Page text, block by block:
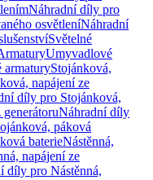
Náhradní díly pro
osvětleníNáhradní
Světelné
Umyvadlové
armaturyStojánková,
napájení ze
díly pro Stojánková,
Náhradní díly
páková
baterieNástěnná,
napájení ze
díly pro Nástěnná,